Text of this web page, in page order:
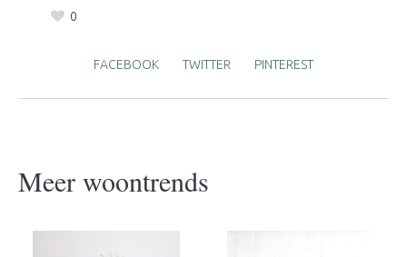
0
FACEBOOK TWITTER PINTEREST
Meer woontrends